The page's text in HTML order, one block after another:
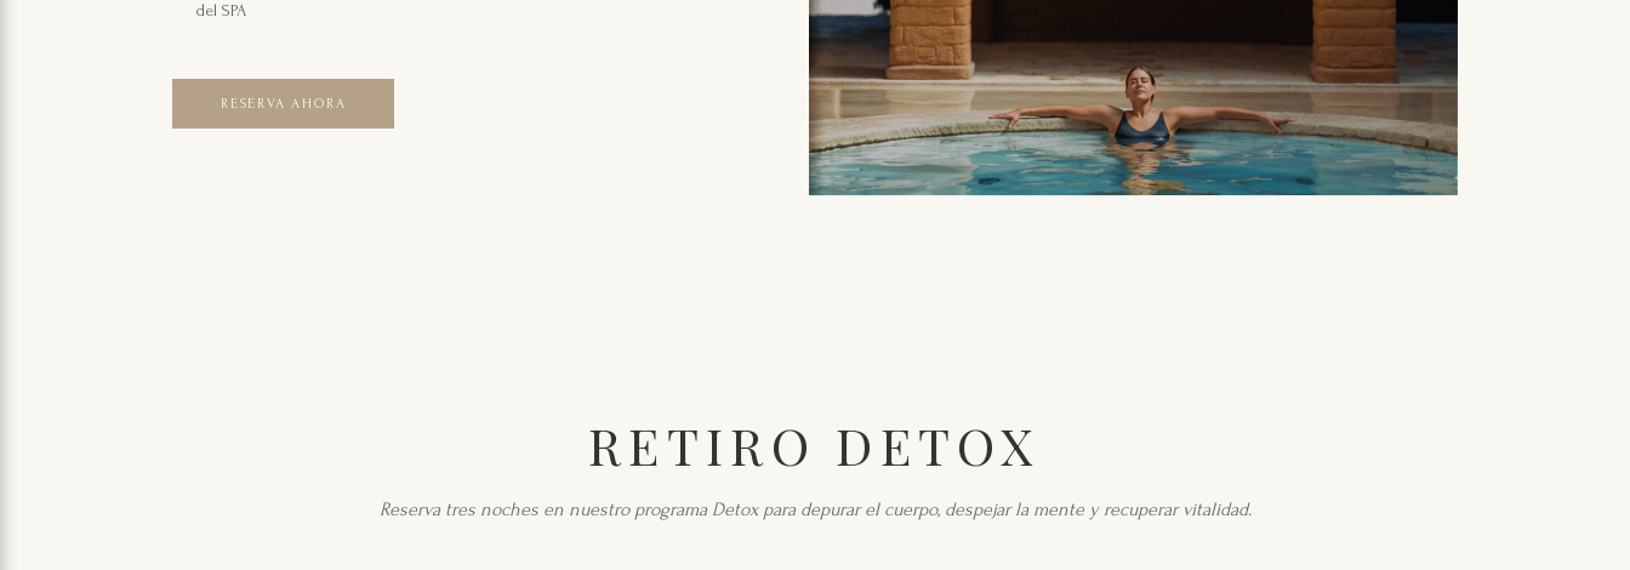
del SPA
RESERVA AHORA
RETIRO DETOX
Reserva tres noches en nuestro programa Detox para depurar el cuerpo, despejar la mente y recuperar vitalidad.